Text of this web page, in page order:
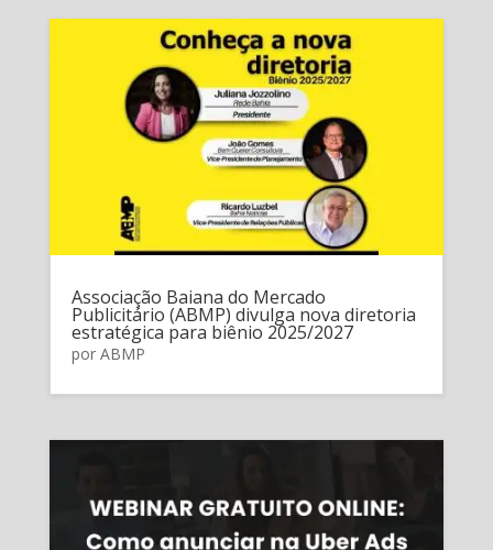
Associação Baiana do Mercado
Publicitário (ABMP) divulga nova diretoria
estratégica para biênio 2025/2027
por ABMP